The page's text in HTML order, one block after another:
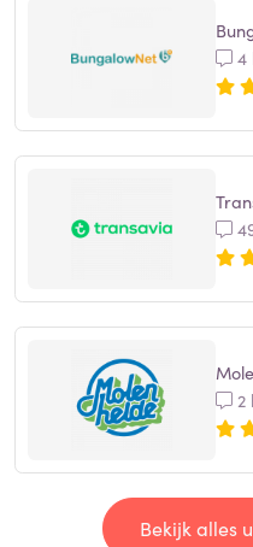
4
2
Bekijk alles